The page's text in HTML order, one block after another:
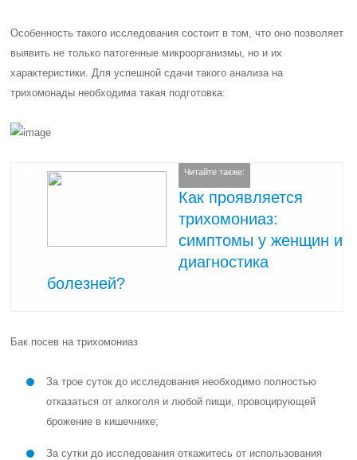
Особенность такого исследования состоит в том, что оно позволяет
выявить не только патогенные микроорганизмы, но и их
характеристики. Для успешной сдачи такого анализа на
трихомонады необходима такая подготовка:
Читайте также:
Как проявляется
трихомониаз:
симптомы у женщин и
диагностика
болезней?
Бак посев на трихомониаз
За трое суток до исследования необходимо полностью
отказаться от алкоголя и любой пищи, провоцирующей
брожение в кишечнике;
За сутки до исследования откажитесь от использования